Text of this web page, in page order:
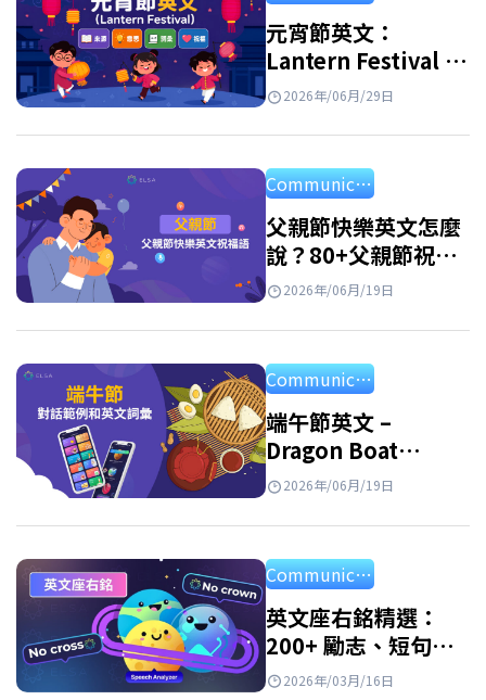
蜜莉亞…
元宵節英文：
Lantern Festival 的
由來、英文介紹、單
2026年/06月/29日
Communication
父親節快樂英文怎麼
說？80+父親節祝福
語英文、佳句與短文
2026年/06月/19日
Communication
端午節英文 –
Dragon Boat
Festival：意義、習
2026年/06月/19日
Communication
英文座右銘精選：
200+ 勵志、短句與
名人 motto
2026年/03月/16日